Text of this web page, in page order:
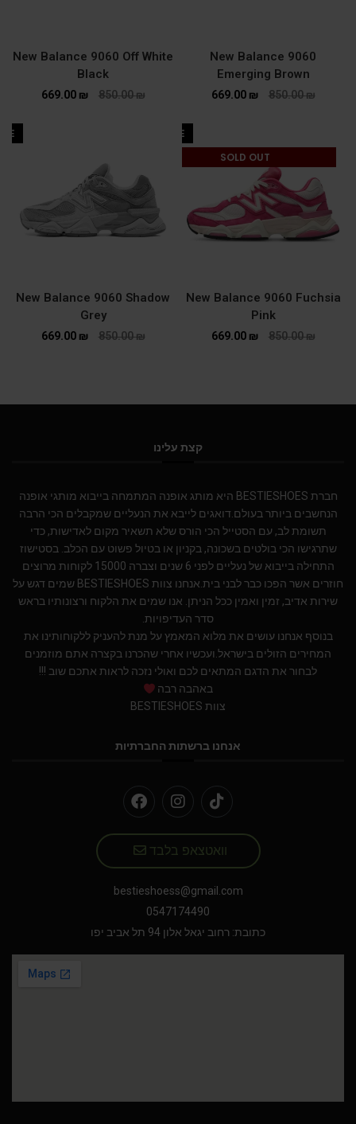
New Balance 9060
Emerging Brown
850.00₪
669.00 ₪
New Balance 9060 Off White
Black
850.00₪
669.00 ₪
SALE
SOLD OUT
New Balance 9060 Fuchsia
Pink
850.00₪
669.00 ₪
New Balance 9060 Shadow
Grey
850.00₪
669.00 ₪
קצת עלינו
חברת BESTIESHOES היא מותג אופנה המתמחה בייבוא מותגי אופנה
הנחשבים ביותר בעולם.דואגים לייבא את הנעליים שמקבלים הכי הרבה
תשומת לב, עם הסטייל הכי הורס שלא תשאיר מקום לאדישות, כדי
שתרגישו הכי בולטים בשכונה, בקניון או בטיול פשוט עם הכלב. בסטישוז
התחילה בייבוא של נעליים לפני 6 שנים וצברה 15000 לקוחות מרוצים
חוזרים אשר הפכו כבר לבני בית.אנחנו צוות BESTIESHOES שמים דגש על
שירות אדיב, זמין ואמין ככל הניתן. אנו שמים את הלקוח ורצונותיו בראש
סדר העדיפויות.
בנוסף אנחנו עושים את מלוא המאמץ על מנת להעניק ללקוחותינו את
המחירים הזולים בישראל.ועכשיו אחרי שהכרנו בקצרה אתם מוזמנים
לבחור את הדגם המתאים לכם ואולי נזכה לראות אתכם שוב !!!
באהבה רבה
צוות BESTIESHOES
אנחנו ברשתות החברתיות
וואטצאפ בלבד
bestieshoess@gmail.com
0547174490
כתובת: רחוב יגאל אלון 94 תל אביב יפו